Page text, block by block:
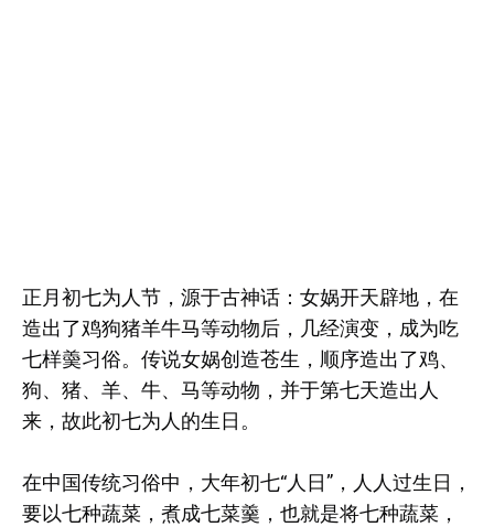
正月初七为人节，源于古神话：女娲开天辟地，在
造出了鸡狗猪羊牛马等动物后，几经演变，成为吃
七样羮习俗。传说女娲创造苍生，顺序造出了鸡、
狗、猪、羊、牛、马等动物，并于第七天造出人
来，故此初七为人的生日。
在中国传统习俗中，大年初七“人日”，人人过生日，
要以七种蔬菜，煮成七菜羹，也就是将七种蔬菜，